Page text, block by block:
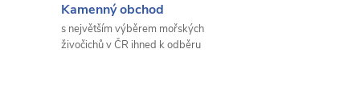
Kamenný obchod
s největším výběrem mořských
živočichů v ČR ihned k odběru